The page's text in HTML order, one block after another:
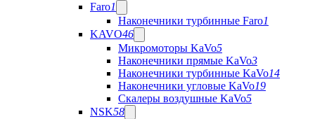
Faro1
Наконечники турбинные Faro1
KAVO46
Микромоторы KaVo5
Наконечники прямые KaVo3
Наконечники турбинные KaVo14
Наконечники угловые KaVo19
Скалеры воздушные KaVo5
NSK58